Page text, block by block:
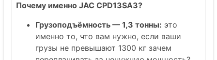
Почему именно JAC CPD13SA3?
Грузоподъёмность — 1,3 тонны: это
именно то, что вам нужно, если ваши
грузы не превышают 1300 кг зачем